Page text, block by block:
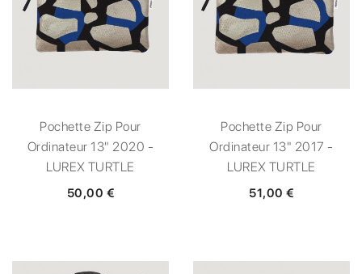
Pochette Zip Pour
Ordinateur 13" 2020 -
LUREX TURTLE
50,00 €
Pochette Zip Pour
Ordinateur 13" 2017 -
LUREX TURTLE
51,00 €